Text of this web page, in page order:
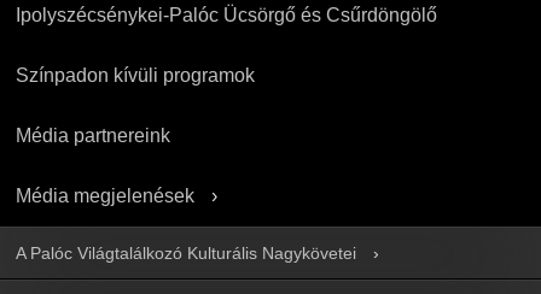
Ipolyszécsénykei-Palóc Ücsörgő és Csűrdöngölő
Színpadon kívüli programok
Média partnereink
Média megjelenések
A Palóc Világtalálkozó Kulturális Nagykövetei